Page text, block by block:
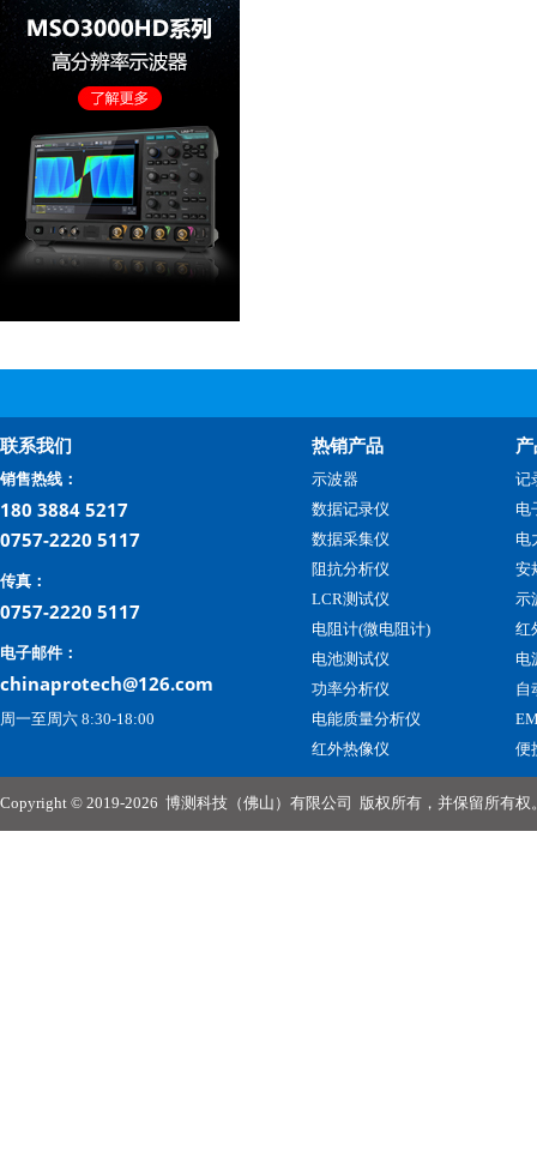
联系我们
销售热线：
180 3884 5217
0757-2220 5117
传真：
0757-2220 5117
电子邮件：
chinaprotech@126.com
周一至周六 8:30-18:00
热销产品
示波器
数据记录仪
数据采集仪
阻抗分析仪
LCR测试仪
电阻计(微电阻计)
电池测试仪
功率分析仪
电能质量分析仪
红外热像仪
记
电
电
安
示
红
电
自
便
Copyright © 2019-2026 博测科技（佛山）有限公司 版权所有，并保留所有